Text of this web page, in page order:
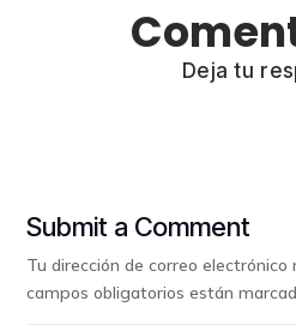
Deja tu
Submit a Comment
Tu dirección de correo electrónico
campos obligatorios están